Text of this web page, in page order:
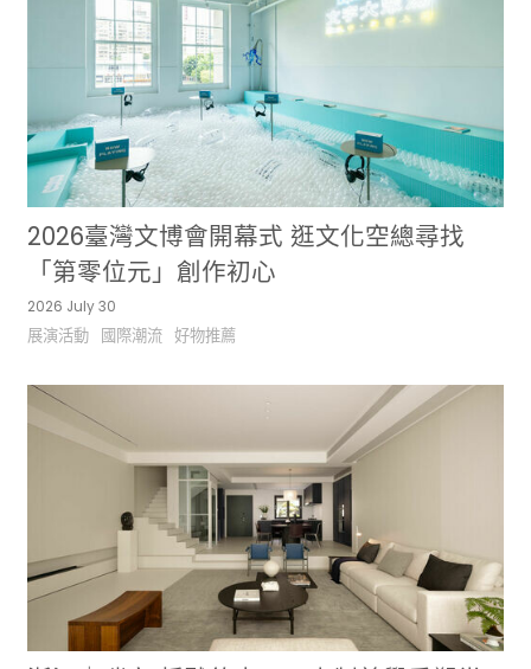
2026臺灣文博會開幕式 逛文化空總尋找
「第零位元」創作初心
2026 July 30
展演活動 國際潮流 好物推薦